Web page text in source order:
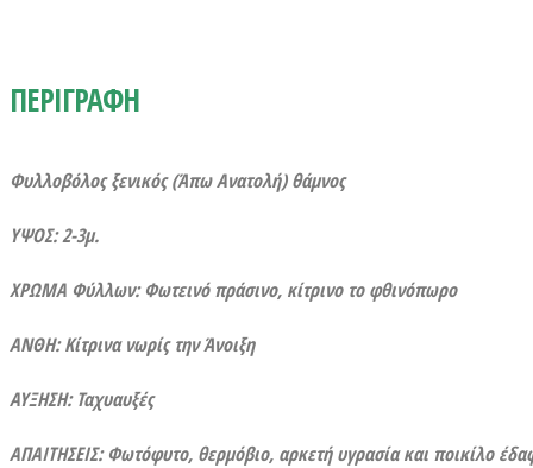
ΠΕΡΙΓΡΑΦΗ
Φυλλοβόλος ξενικός (Άπω Ανατολή) θάμνος
ΥΨΟΣ: 2-3μ.
ΧΡΩΜΑ Φύλλων: Φωτεινό πράσινο, κίτρινο το φθινόπωρο
ΑΝΘΗ: Κίτρινα νωρίς την Άνοιξη
ΑΥΞΗΣΗ: Ταχυαυξές
ΑΠΑΙΤΗΣΕΙΣ: Φωτόφυτο, θερμόβιο, αρκετή υγρασία και ποικίλο